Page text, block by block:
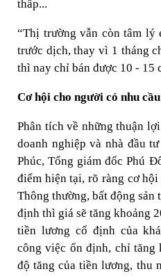
thấp...
“Thị trường vẫn còn tâm lý
trước dịch, thay vì 1 tháng
thì nay chỉ bán được 10 - 15
Cơ hội cho người có nhu
Phân tích về những thuận
doanh nghiệp và nhà đầu
Phúc, Tổng giám đốc Phú
điểm hiện tại, rõ ràng cơ
Thông thường, bất động
định thì giá sẽ tăng khoảng
tiền lương cố định của
công việc ổn định, chỉ tăng
độ tăng của tiền lương, thu